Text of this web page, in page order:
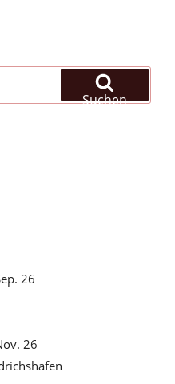
Suchen
26
26